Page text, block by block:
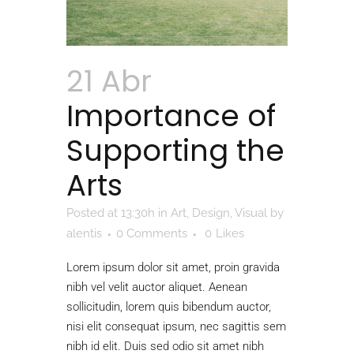
21 Abr
Importance of
Supporting the
Arts
Posted at 13:30h in Art, Design, Visual by
alentis
0 Comments 0 Likes
Lorem ipsum dolor sit amet, proin gravida
nibh vel velit auctor aliquet. Aenean
sollicitudin, lorem quis bibendum auctor,
nisi elit consequat ipsum, nec sagittis sem
nibh id elit. Duis sed odio sit amet nibh